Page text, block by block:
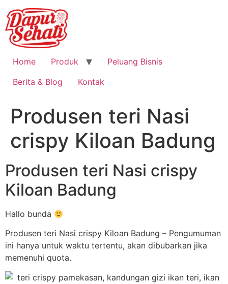
Home Produk
Peluang Bisnis
Berita & Blog
Kontak
Produsen teri Nasi
crispy Kiloan Badung
Produsen teri Nasi crispy
Kiloan Badung
Hallo bunda
Produsen teri Nasi crispy Kiloan Badung – Pengumuman
ini hanya untuk waktu tertentu, akan dibubarkan jika
memenuhi quota.